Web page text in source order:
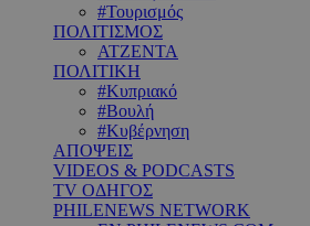
#Τουρισμός
ΠΟΛΙΤΙΣΜΟΣ
ΑΤΖΕΝΤΑ
ΠΟΛΙΤΙΚΗ
#Κυπριακό
#Βουλή
#Κυβέρνηση
ΑΠΟΨΕΙΣ
VIDEOS & PODCASTS
TV ΟΔΗΓΟΣ
PHILENEWS NETWORK